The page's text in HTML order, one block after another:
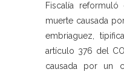
Fiscalía
muerte causada
embriaguez,
artículo 376 del
causada por un